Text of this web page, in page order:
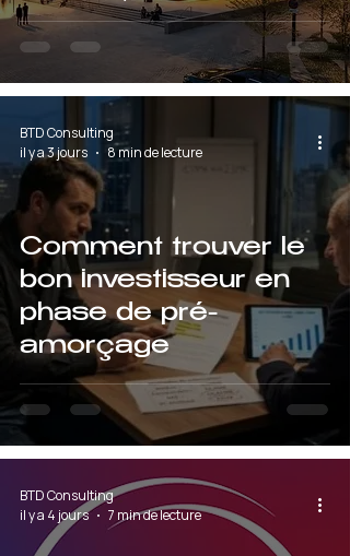
délivrer) en 2026
Comment trouver le
bon investisseur en
phase de pré-
amorçage
BTD Consulting
il y a 3 jours
8 min de lecture
BTD Consulting
il y a 4 jours
7 min de lecture